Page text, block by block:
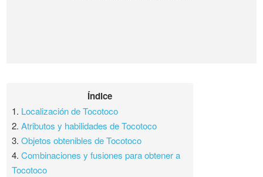
Índice
1. Localización de Tocotoco
2.Atributos y habilidades de Tocotoco
3.Objetos obtenibles de Tocotoco
4.Combinaciones y fusiones para obtener a
Tocotoco